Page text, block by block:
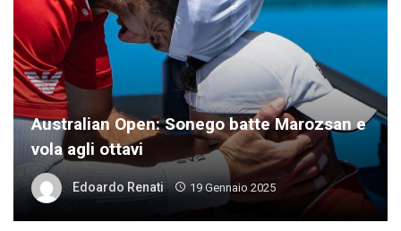
Australian Open: Sonego batte Marozsan e
vola agli ottavi
Edoardo Renati 19 Gennaio 2025